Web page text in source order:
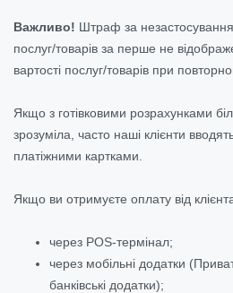
Важливо! Штраф за
послуг/товарів за перше не
вартості послуг/товарів при
Якщо з готівковими розрахунками
зрозуміла, часто наші клієнти
платіжними картками.
Якщо ви отримуєте оплату від
через POS-термінал;
через мобільні додатки
банківські додатки);